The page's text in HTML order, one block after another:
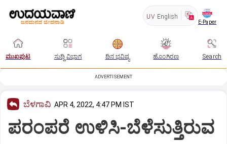
UV English
E-Paper
ಮುಖಪುಟ ಸುದ್ದಿ ವಿಭಾಗ ದಿನ ಭವಿಷ್ಯ ಹೊಂಗಿರಣ Search
ADVERTISEMENT
ಬೆಳಗಾವಿ APR 4, 2022, 4:47 PM IST
ಪರಂಪರೆ ಉಳಿಸಿ-ಬೆಳೆಸುತ್ತಿರುವ